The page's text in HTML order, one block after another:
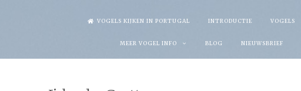
VOGELS KIJKEN IN PORTUGAL INTRODUCTIE VOGELS
MEER VOGEL INFO BLOG NIEUWSBRIEF